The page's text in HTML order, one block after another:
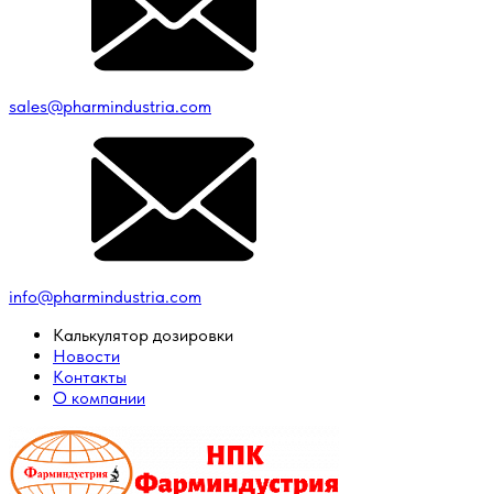
sales@pharmindustria.com
info@pharmindustria.com
Калькулятор дозировки
Новости
Контакты
О компании